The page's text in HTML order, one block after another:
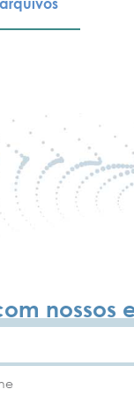
nossos